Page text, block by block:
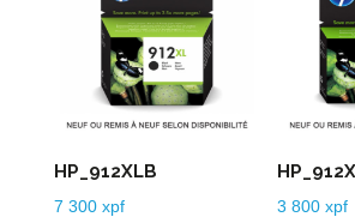
HP_912XLB
7 300 xpf 3 800xpf